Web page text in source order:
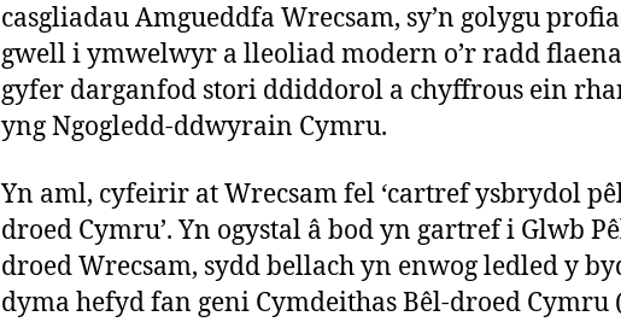
casgliadau Amgueddfa Wrecsam, sy’n golygu
gwell i ymwelwyr a lleoliad modern o’r radd
gyfer darganfod stori ddiddorol a chyffrous ein
yng Ngogledd-ddwyrain Cymru.
Yn aml, cyfeirir at Wrecsam fel ‘cartref ysbrydol
droed Cymru’. Yn ogystal â bod yn gartref i Glwb
droed Wrecsam, sydd bellach yn enwog ledled y
dyma hefyd fan geni Cymdeithas Bêl-droed Cymru